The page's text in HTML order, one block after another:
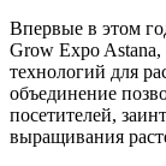
Впервые в этом
Grow Expo
технологий для
объединение
посетителей,
выращивания